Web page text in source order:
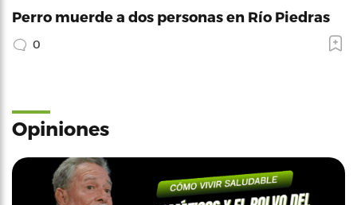
Perro muerde a dos personas en Río Piedras
0
Opiniones